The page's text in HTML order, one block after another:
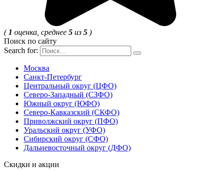
( 1 оценка, среднее 5 из 5 )
Поиск по сайту
Search for:
Москва
Санкт-Петербург
Центральный округ (ЦФО)
Северо-Западный (СЗФО)
Южный округ (ЮФО)
Северо-Кавказский (СКФО)
Приволжский округ (ПФО)
Уральский округ (УФО)
Сибирский округ (СФО)
Дальневосточный округ (ДФО)
Скидки и акции